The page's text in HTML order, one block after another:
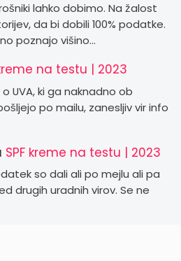
lahko dobimo. Na žalost
da bi dobili 100% podatke.
poznajo višino…
na testu | 2023
UVA, ki ga naknadno ob
po mailu, zanesljiv vir info
SPF kreme na testu | 2023
so dali ali po mejlu ali pa
drugih uradnih virov. Se ne